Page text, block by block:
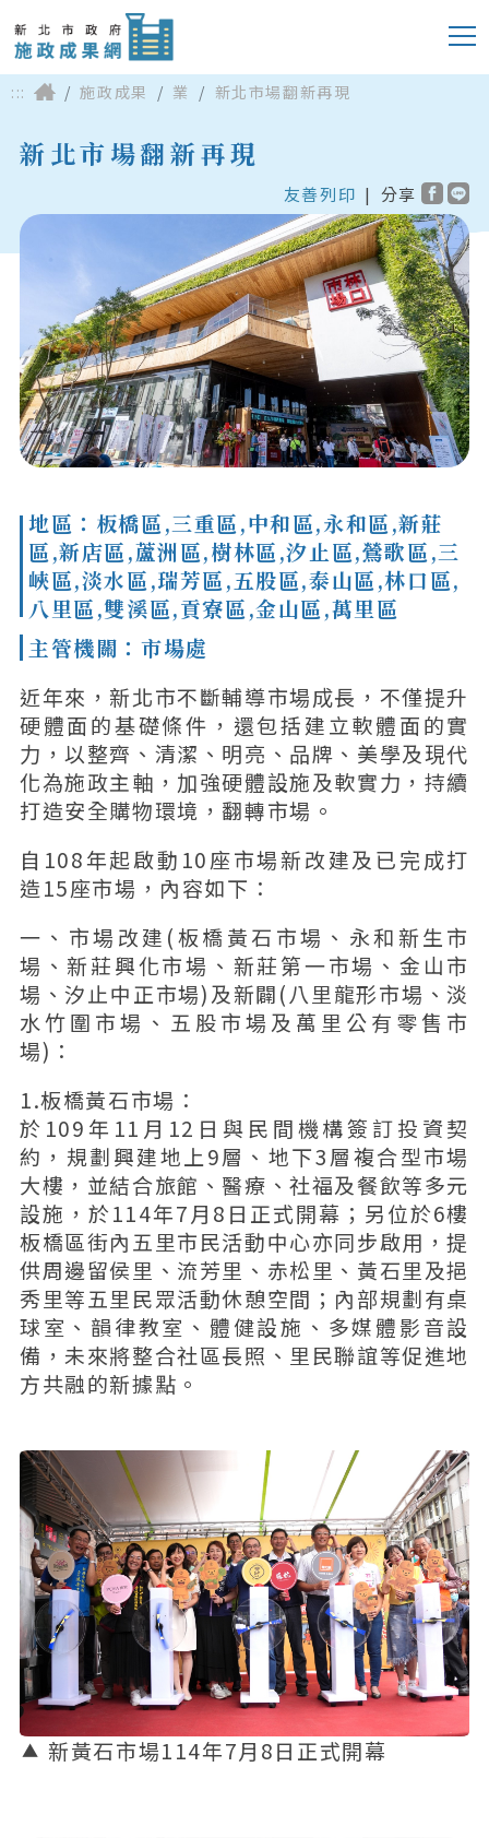
::: 施政成果 業 新北市場翻新再現
新北市場翻新再現
友善列印 | 分享
地區：板橋區,三重區,中和區,永和區,新莊
區,新店區,蘆洲區,樹林區,汐止區,鶯歌區,三
峽區,淡水區,瑞芳區,五股區,泰山區,林口區,
八里區,雙溪區,貢寮區,金山區,萬里區
主管機關：市場處
近年來，新北市不斷輔導市場成長，不僅提升
硬體面的基礎條件，還包括建立軟體面的實
力，以整齊、清潔、明亮、品牌、美學及現代
化為施政主軸，加強硬體設施及軟實力，持續
打造安全購物環境，翻轉市場。
自108年起啟動10座市場新改建及已完成打
造15座市場，內容如下：
一、市場改建(板橋黃石市場、永和新生市
場、新莊興化市場、新莊第一市場、金山市
場、汐止中正市場)及新闢(八里龍形市場、淡
水竹圍市場、五股市場及萬里公有零售市
場)：
1.板橋黃石市場：
於109年11月12日與民間機構簽訂投資契
約，規劃興建地上9層、地下3層複合型市場
大樓，並結合旅館、醫療、社福及餐飲等多元
設施，於114年7月8日正式開幕；另位於6樓
板橋區街內五里市民活動中心亦同步啟用，提
供周邊留侯里、流芳里、赤松里、黃石里及挹
秀里等五里民眾活動休憩空間；內部規劃有桌
球室、韻律教室、體健設施、多媒體影音設
備，未來將整合社區長照、里民聯誼等促進地
方共融的新據點。
新黃石市場114年7月8日正式開幕